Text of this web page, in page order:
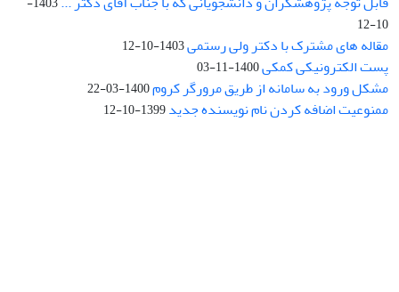
10-12
مقاله های مشترک با دکتر ولی رستمی1403-10-12
پست الکترونیکی کمکی1400-11-03
مشکل ورود به سامانه از طریق مرورگر کروم1400-03-22
ممنوعیت اضافه کردن نام نویسنده جدید1399-10-12